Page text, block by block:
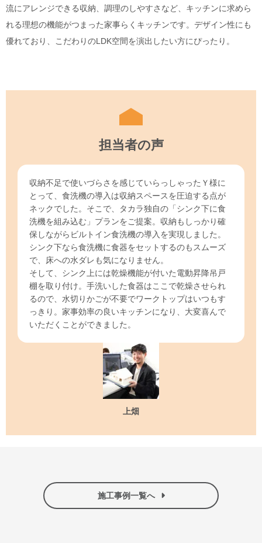
流にアレンジできる収納、調理のしやすさなど、キッチンに求めら
れる理想の機能がつまった家事らくキッチンです。デザイン性にも
優れており、こだわりのLDK空間を演出したい方にぴったり。
担当者の声
収納不足で使いづらさを感じていらっしゃったＹ様に
とって、食洗機の導入は収納スペースを圧迫する点が
ネックでした。そこで、タカラ独自の「シンク下に食
洗機を組み込む」プランをご提案。収納もしっかり確
保しながらビルトイン食洗機の導入を実現しました。
シンク下なら食洗機に食器をセットするのもスムーズ
で、床への水ダレも気になりません。
そして、シンク上には乾燥機能が付いた電動昇降吊戸
棚を取り付け。手洗いした食器はここで乾燥させられ
るので、水切りかごが不要でワークトップはいつもす
っきり。家事効率の良いキッチンになり、大変喜んで
いただくことができました。
上畑
施工事例一覧へ